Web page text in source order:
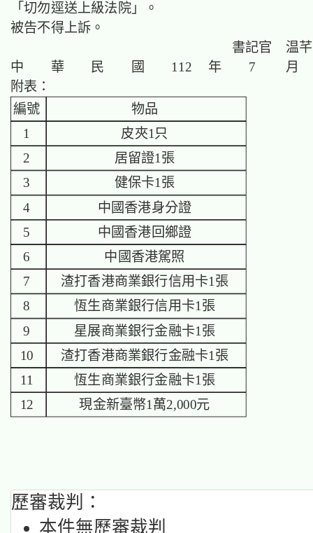
「切勿逕送上級法院」。
被告不得上訴。
書記官 温芊
中 華 民 國 112 年 7 月
附表：
編號
物品
1
皮夾1只
2 居留證1張
3 健保卡1張
4 中國香港身分證
5
中國香港回鄉證
6
中國香港駕照
7 渣打香港商業銀行信用卡1張
8 恆生商業銀行信用卡1張
9 星展商業銀行金融卡1張
10
渣打香港商業銀行金融卡1張
11
恆生商業銀行金融卡1張
12 現金新臺幣1萬2,000元
歷審裁判：
本件無歷審裁判